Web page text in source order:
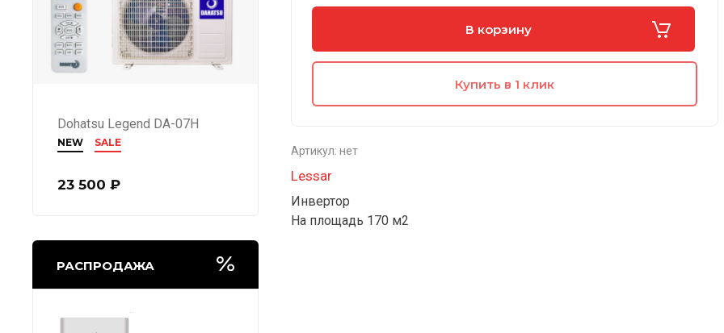
Dohatsu Legend DA-07H
NEW SALE
23 500 ₽
РАСПРОДАЖА
В корзину
Купить в 1 клик
Артикул: нет
Lessar
Инвертор
На площадь 170 м2